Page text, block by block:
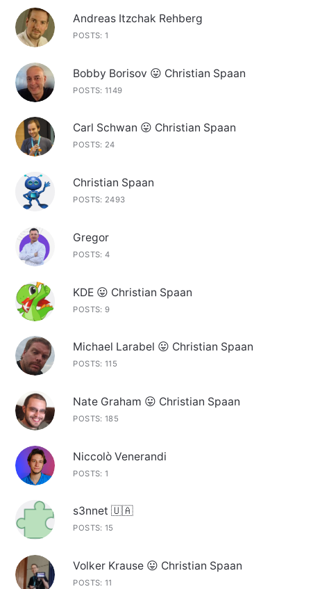
Andreas Itzchak Rehberg
POSTS: 1
Bobby Borisov 😛 Christian Spaan
POSTS: 1149
Carl Schwan 😛 Christian Spaan
POSTS: 24
Christian Spaan
POSTS: 2493
Gregor
POSTS: 4
KDE 😛 Christian Spaan
POSTS: 9
Michael Larabel 😛 Christian Spaan
POSTS: 115
Nate Graham 😛 Christian Spaan
POSTS: 185
Niccolò Venerandi
POSTS: 1
s3nnet 🇺🇦
POSTS: 15
Volker Krause 😛 Christian Spaan
POSTS: 11